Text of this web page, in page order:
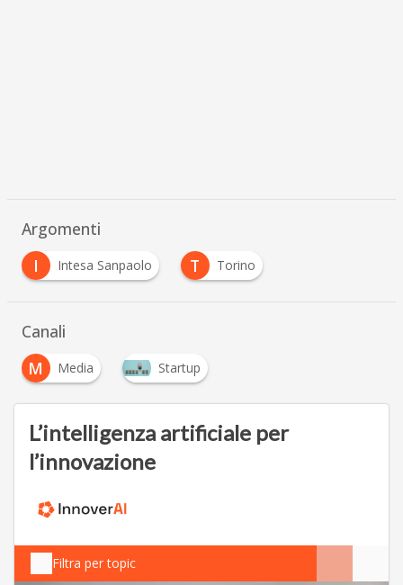
Argomenti
I
Intesa Sanpaolo T Torino
Canali
M
Media Startup
L’intelligenza artificiale per
l’innovazione
Filtra per topic